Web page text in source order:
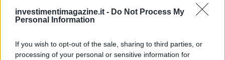
investimentimagazine.it - Do Not Process My
Personal Information
If you wish to opt-out of the sale, sharing to third parties, or
processing of your personal or sensitive information for